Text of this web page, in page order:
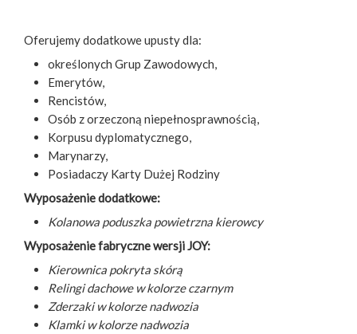
Oferujemy dodatkowe upusty dla:
określonych Grup Zawodowych,
Emerytów,
Rencistów,
Osób z orzeczoną niepełnosprawnością,
Korpusu dyplomatycznego,
Marynarzy,
Posiadaczy Karty Dużej Rodziny
Wyposażenie dodatkowe:
Kolanowa poduszka powietrzna kierowcy
Wyposażenie fabryczne wersji JOY:
Kierownica pokryta skórą
Relingi dachowe w kolorze czarnym
Zderzaki w kolorze nadwozia
Klamki w kolorze nadwozia